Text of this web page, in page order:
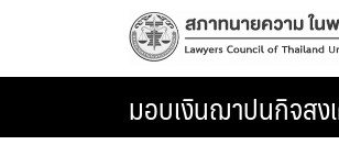
มอบเงินฌาปนกิจสง